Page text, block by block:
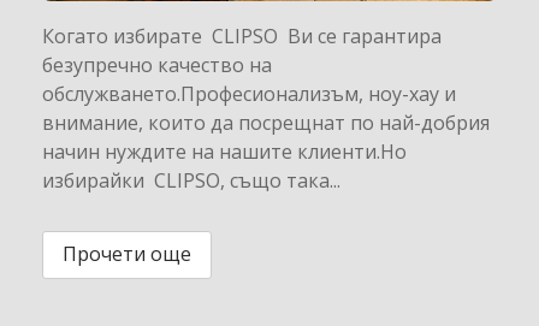
Когато избирате CLIPSO Ви се гарантира
безупречно качество на
обслужването.Професионализъм, ноу-хау и
внимание, които да посрещнат по най-добрия
начин нуждите на нашите клиенти.Но
избирайки CLIPSO, също така...
Прочети още